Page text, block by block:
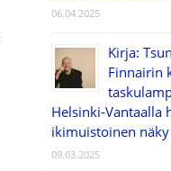
06.04.2025
Kirja:
Finnairin
Helsinki-
ikimuistoinen näky
09.03.2025